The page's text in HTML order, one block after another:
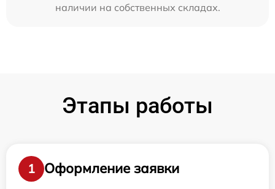
наличии на собственных складах.
Этапы работы
1
Оформление заявки